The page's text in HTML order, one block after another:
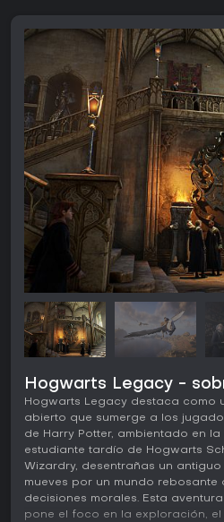
Hogwarts Legacy -
Hogwarts Legacy destaca como
abierto que sumerge a los
de Harry Potter, ambientado en
estudiante tardío de Hogwarts
Wizardry, desentrañas un
mueves por un mundo rebosante
decisiones morales. Esta
pone el foco en la exploración,